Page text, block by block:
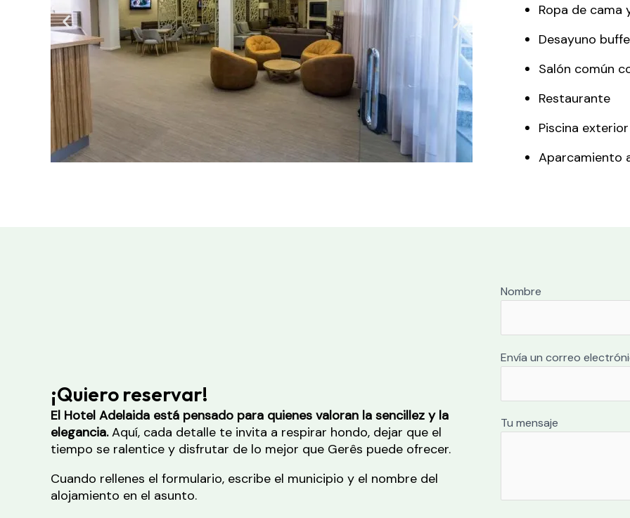
Ropa de cama
Desayuno
Salón común
Restaurante
Piscina exterior
Aparcamiento
¡Quiero reservar!
El Hotel Adelaida está pensado para quienes valoran la sencillez y la
elegancia.Aquí, cada detalle te invita a respirar hondo, dejar que el
tiempo se ralentice y disfrutar de lo mejor que Gerês puede ofrecer.
Cuando rellenes el formulario, escribe el municipio y el nombre del
alojamiento en el asunto.
Nombre
Envía un correo
Tu mensaje